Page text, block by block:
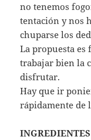
no tenemos
tentación y nos
chuparse los
La propuesta es
trabajar bien la
disfrutar.
Hay que ir
rápidamente de